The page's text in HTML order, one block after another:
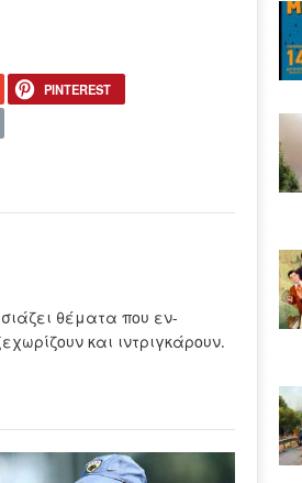
PINTEREST
θέματα που εν-
και ιντριγκάρουν.